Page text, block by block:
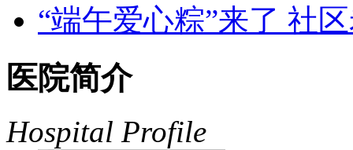
“端午爱心粽”来了 社
医院简介
Hospital Profile